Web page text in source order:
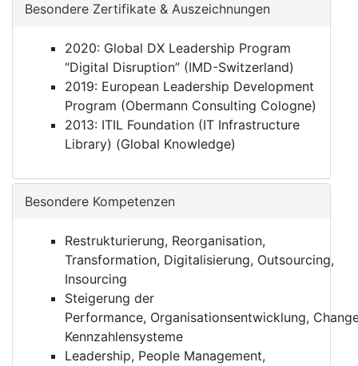
Besondere Zertifikate & Auszeichnungen
2020: Global DX Leadership Program
“Digital Disruption” (IMD-Switzerland)
2019: European Leadership Development
Program (Obermann Consulting Cologne)
2013: ITIL Foundation (IT Infrastructure
Library) (Global Knowledge)
Besondere Kompetenzen
Restrukturierung, Reorganisation,
Transformation, Digitalisierung, Outsourcing,
Insourcing
Steigerung der
Performance, Organisationsentwicklung,
Kennzahlensysteme
Leadership, People Management,